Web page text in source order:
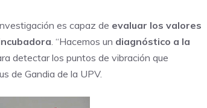
es capaz de evaluar los valores
. “Hacemos un diagnóstico a la
detectar los puntos de vibración que
de Gandia de la UPV.